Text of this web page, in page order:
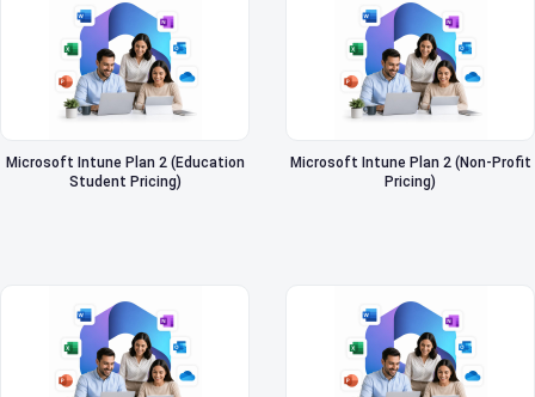
Microsoft Intune Plan 2 (Education
Student Pricing)
Microsoft Intune Plan 2 (Non-Profit
Pricing)